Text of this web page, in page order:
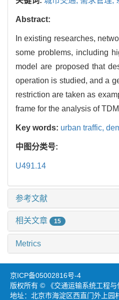
Abstract:
In existing researches,
some problems, including
model are proposed that
operation is studied, and a
restriction are taken as
frame for the analysis of
Key words: urban traffic,
中图分类号:
U491.14
参考文献
相关文章 15
Metrics
京ICP备05002816号-4
版权所有 © 《交通运输系统工程与
地址：北京市海淀区西直门外上